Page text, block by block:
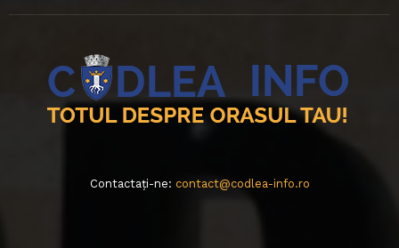
Contactați-ne: contact@codlea-info.ro